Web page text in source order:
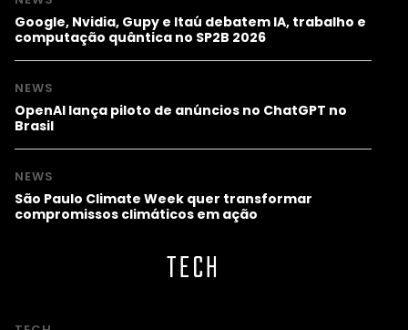
Google, Nvidia, Gupy e Itaú debatem IA, trabalho e
computação quântica no SP2B 2026
NEWS
OpenAI lança piloto de anúncios no ChatGPT no
Brasil
NEWS
São Paulo Climate Week quer transformar
compromissos climáticos em ação
TECH